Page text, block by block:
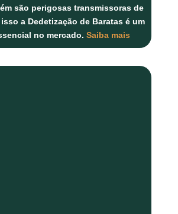
são perigosas transmissoras de
a Dedetização de Baratas é um
no mercado. Saiba mais